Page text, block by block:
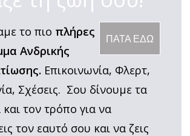
ΠΑΤΑ ΕΔΩ
το πιο πλήρες
Ανδρικής
Επικοινωνία, Φλερτ,
Σχέσεις. Σου δίνουμε τα
και τον τρόπο για να
τον εαυτό σου και να ζεις